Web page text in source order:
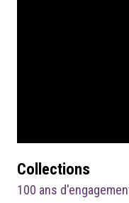
Collections
100 ans